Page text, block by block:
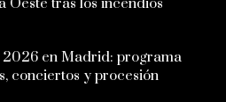
tras los incendios
2026 en Madrid: programa
conciertos y procesión